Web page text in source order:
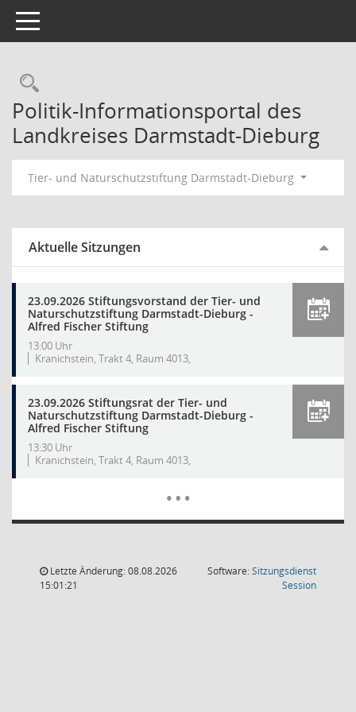
Toggle navigation
Rechercheauswahl
Politik-Informationsportal des
Landkreises Darmstadt-Dieburg
Tier- und Naturschutzstiftung Darmstadt-Dieburg
Aktuelle Sitzungen
23.09.2026 Stiftungsvorstand der Tier- und
Naturschutzstiftung Darmstadt-Dieburg -
Alfred Fischer Stiftung
13:00 Uhr
Kranichstein, Trakt 4, Raum 4013,
23.09.2026 Stiftungsrat der Tier- und
Naturschutzstiftung Darmstadt-Dieburg -
Alfred Fischer Stiftung
13:30 Uhr
Kranichstein, Trakt 4, Raum 4013,
…
Letzte Änderung: 08.08.2026
15:01:21
Software:Sitzungsdienst
Session(Wird in